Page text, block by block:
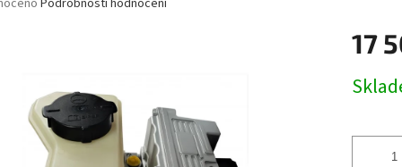
Podrobnosti hodnocení
17
cena: